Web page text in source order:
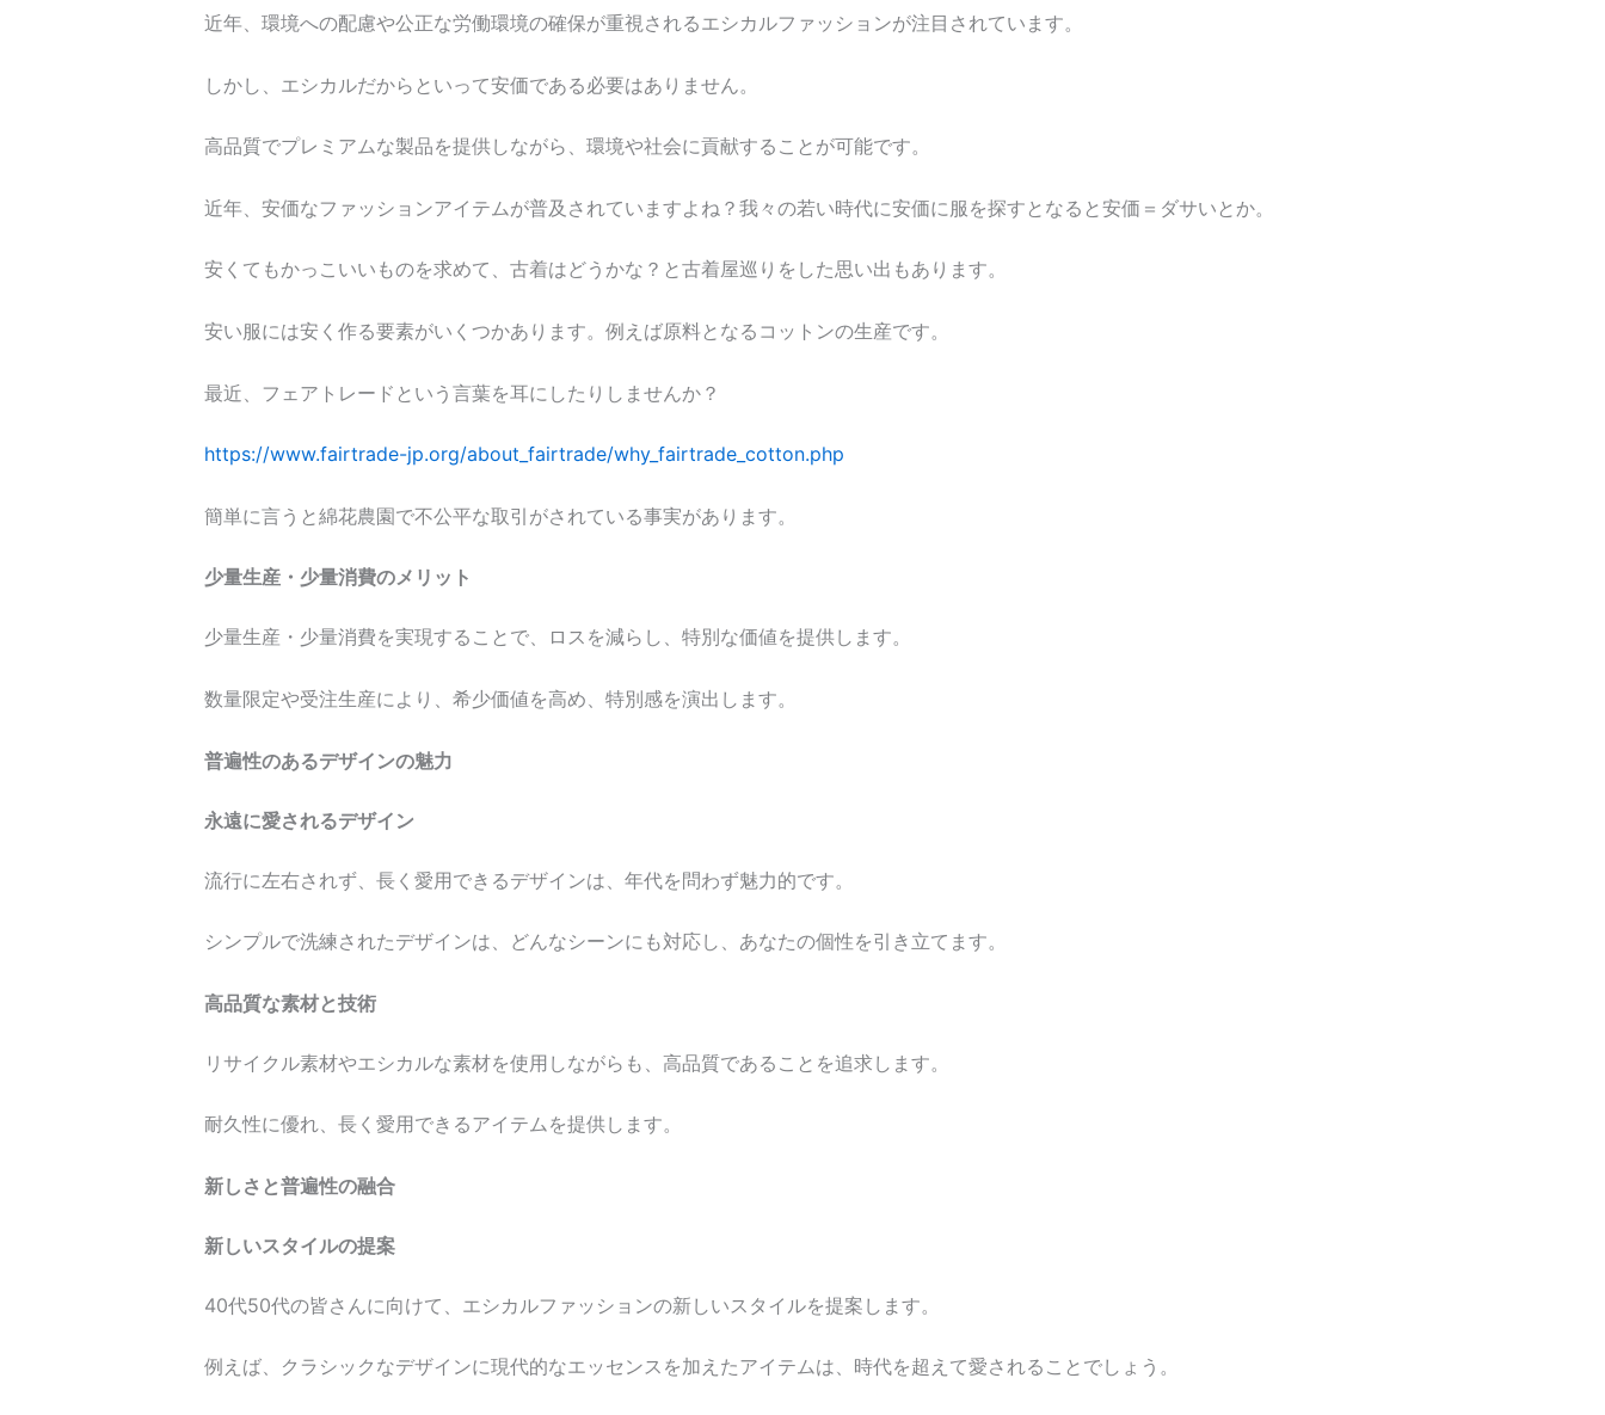
近年、環境への配慮や公正な労働環境の確保が重視されるエシカルファッションが注目されています。
しかし、エシカルだからといって安価である必要はありません。
高品質でプレミアムな製品を提供しながら、環境や社会に貢献することが可能です。
近年、安価なファッションアイテムが普及されていますよね？我々の若い時代に安価に服を探すとなると安価＝ダサいとか。
安くてもかっこいいものを求めて、古着はどうかな？と古着屋巡りをした思い出もあります。
安い服には安く作る要素がいくつかあります。例えば原料となるコットンの生産です。
最近、フェアトレードという言葉を耳にしたりしませんか？
https://www.fairtrade-jp.org/about_fairtrade/why_fairtrade_cotton.php
簡単に言うと綿花農園で不公平な取引がされている事実があります。
少量生産・少量消費のメリット
少量生産・少量消費を実現することで、ロスを減らし、特別な価値を提供します。
数量限定や受注生産により、希少価値を高め、特別感を演出します。
普遍性のあるデザインの魅力
永遠に愛されるデザイン
流行に左右されず、長く愛用できるデザインは、年代を問わず魅力的です。
シンプルで洗練されたデザインは、どんなシーンにも対応し、あなたの個性を引き立てます。
高品質な素材と技術
リサイクル素材やエシカルな素材を使用しながらも、高品質であることを追求します。
耐久性に優れ、長く愛用できるアイテムを提供します。
新しさと普遍性の融合
新しいスタイルの提案
40代50代の皆さんに向けて、エシカルファッションの新しいスタイルを提案します。
例えば、クラシックなデザインに現代的なエッセンスを加えたアイテムは、時代を超えて愛されることでしょう。